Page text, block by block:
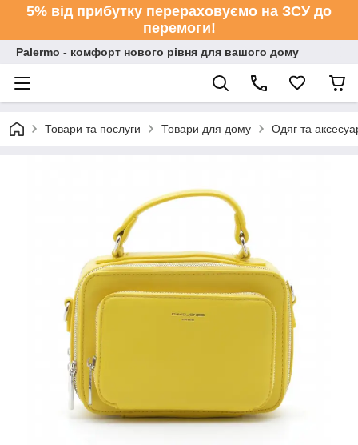
5% від прибутку перераховуємо на ЗСУ до
перемоги!
Palermo - комфорт нового рівня для вашого дому
Товари та послуги Товари для дому Одяг та